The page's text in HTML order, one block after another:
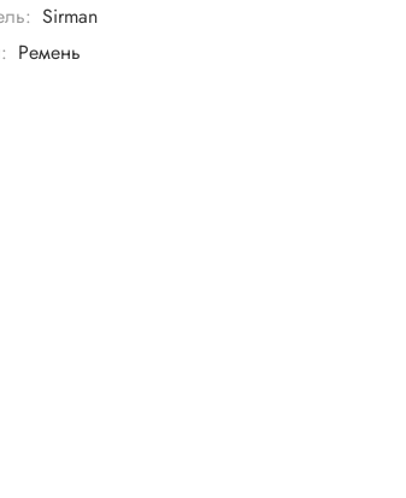
Sirman
Ремень